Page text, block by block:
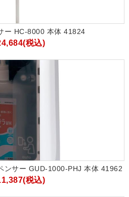
ー HC-8000 本体 41824
税込)
ンサー GUD-1000-PHJ 本体 41962
税込)